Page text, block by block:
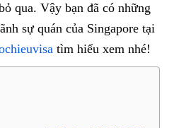
qua. Vậy bạn đã có những
sự quán của Singapore tại
tìm hiểu xem nhé!